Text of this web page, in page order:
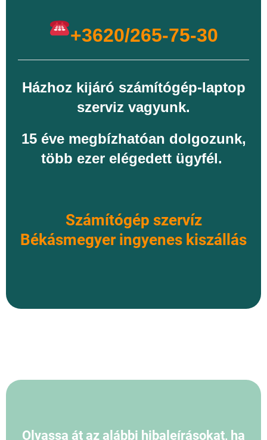
+3620/265-75-30
Házhoz kijáró számítógép-laptop
szerviz vagyunk.
15 éve megbízhatóan dolgozunk,
több ezer elégedett ügyfél.
Számítógép szervíz
Békásmegyer ingyenes kiszállás
Olvassa át az alábbi hibaleírásokat, ha